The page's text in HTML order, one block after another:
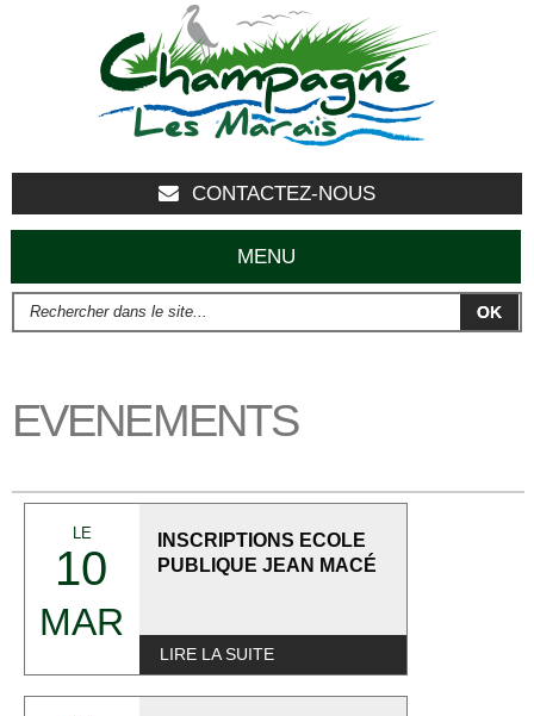
Aller au
contenu
principal
CONTACTEZ-NOUS
MENU
FORMULAIRE DE RECHERCHE
Rechercher dans le site...
EVENEMENTS
LE
10
MAR
INSCRIPTIONS ECOLE
PUBLIQUE JEAN MACÉ
LIRE LA SUITE